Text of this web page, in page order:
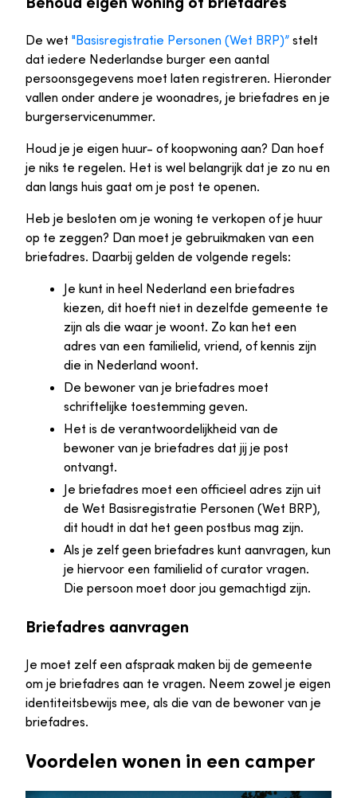
De wet "Basisregistratie Personen (Wet BRP)” stelt
dat iedere Nederlandse burger een aantal
persoonsgegevens moet laten registreren. Hieronder
vallen onder andere je woonadres, je briefadres en je
burgerservicenummer.
Houd je je eigen huur- of koopwoning aan? Dan hoef
je niks te regelen. Het is wel belangrijk dat je zo nu en
dan langs huis gaat om je post te openen.
Heb je besloten om je woning te verkopen of je huur
op te zeggen? Dan moet je gebruikmaken van een
briefadres. Daarbij gelden de volgende regels:
Je kunt in heel Nederland een briefadres
kiezen, dit hoeft niet in dezelfde gemeente te
zijn als die waar je woont. Zo kan het een
adres van een familielid, vriend, of kennis zijn
die in Nederland woont.
De bewoner van je briefadres moet
schriftelijke toestemming geven.
Het is de verantwoordelijkheid van de
bewoner van je briefadres dat jij je post
ontvangt.
Je briefadres moet een officieel adres zijn uit
de Wet Basisregistratie Personen (Wet BRP),
dit houdt in dat het geen postbus mag zijn.
Als je zelf geen briefadres kunt aanvragen, kun
je hiervoor een familielid of curator vragen.
Die persoon moet door jou gemachtigd zijn.
Briefadres aanvragen
Je moet zelf een afspraak maken bij de gemeente
om je briefadres aan te vragen. Neem zowel je eigen
identiteitsbewijs mee, als die van de bewoner van je
briefadres.
Voordelen wonen in een camper